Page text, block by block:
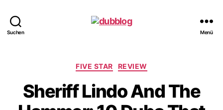
Suchen Menü
Kategorien
FIVE STAR REVIEW
Sheriff Lindo And The